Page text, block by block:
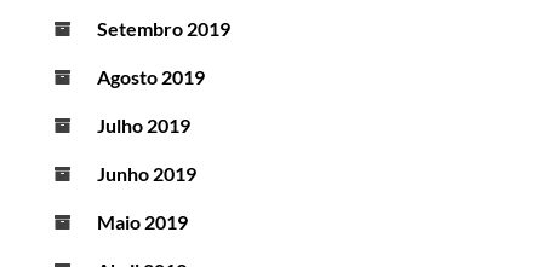
Setembro 2019
Agosto 2019
Julho 2019
Junho 2019
Maio 2019